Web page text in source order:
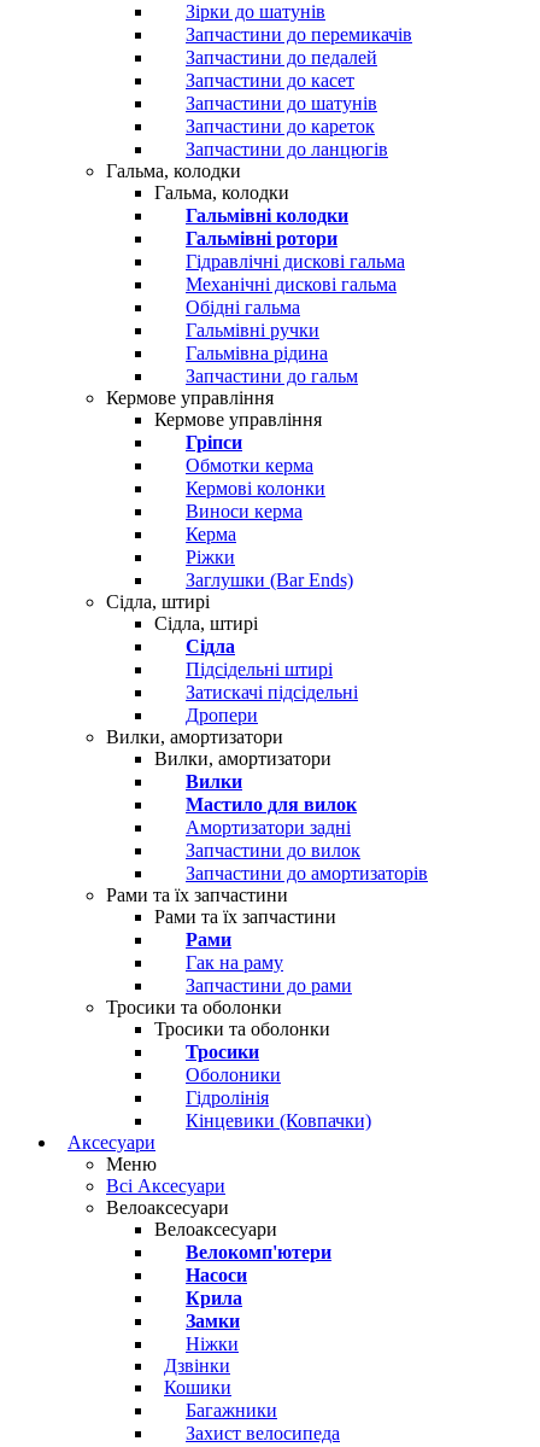
Зірки до шатунів
Запчастини до перемикачів
Запчастини до педалей
Запчастини до касет
Запчастини до шатунів
Запчастини до кареток
Запчастини до ланцюгів
Гальма, колодки
Гальма, колодки
Гальмівні колодки
Гальмівні ротори
Гідравлічні дискові гальма
Механічні дискові гальма
Обідні гальма
Гальмівні ручки
Гальмівна рідина
Запчастини до гальм
Кермове управління
Кермове управління
Гріпси
Обмотки керма
Кермові колонки
Виноси керма
Керма
Ріжки
Заглушки (Bar Ends)
Сідла, штирі
Сідла, штирі
Сідла
Підсідельні штирі
Затискачі підсідельні
Дропери
Вилки, амортизатори
Вилки, амортизатори
Вилки
Мастило для вилок
Амортизатори задні
Запчастини до вилок
Запчастини до амортизаторів
Рами та їх запчастини
Рами та їх запчастини
Рами
Гак на раму
Запчастини до рами
Тросики та оболонки
Тросики та оболонки
Тросики
Оболоники
Гідролінія
Кінцевики (Ковпачки)
Аксесуари
Меню
Всі Аксесуари
Велоаксесуари
Велоаксесуари
Велокомп'ютери
Насоси
Крила
Замки
Ніжки
Дзвінки
Кошики
Багажники
Захист велосипеда